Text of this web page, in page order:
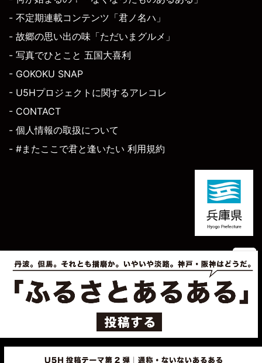
- 不定期連載コンテンツ「君ノ名ハ」
- 故郷の思い出の味「ただいまグルメ」
- 写真でひとこと 五国大喜利
- GOKOKU SNAP
- U5Hプロジェクトに関するアレコレ
- CONTACT
- 個人情報の取扱について
- #またここで君と逢いたい 利用規約